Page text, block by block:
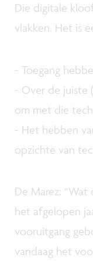
Die digitale
vlakken. Het is
- Toegang
- Over de juiste
om met die
- Het hebben
opzichte van
De Marez:
het afgelopen
vooruitgang
vandaag het